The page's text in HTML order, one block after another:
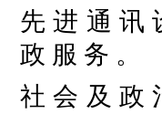
先 进 通 讯
政 服 务 。
社 会 及 政